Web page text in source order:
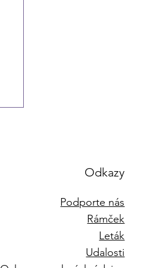
Odkazy
Podporte nás
Rámček
Leták
Udalosti